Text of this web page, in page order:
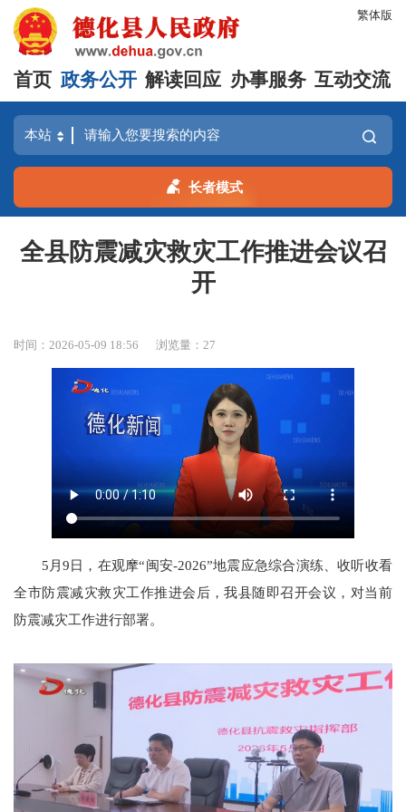
繁体版
首页 政务公开 解读回应 办事服务 互动交流
长者模式
全县防震减灾救灾工作推进会议召
开
时间：2026-05-09 18:56 浏览量：27
5月9日，在观摩“闽安-2026”地震应急综合演练、收听收看
全市防震减灾救灾工作推进会后，我县随即召开会议，对当前
防震减灾工作进行部署。